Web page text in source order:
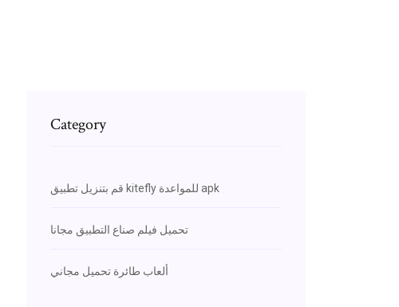
Category
قم بتنزيل تطبيق kitefly للمواعدة apk
تحميل فيلم صناع التطبيق مجانا
ألعاب طائرة تحميل مجاني